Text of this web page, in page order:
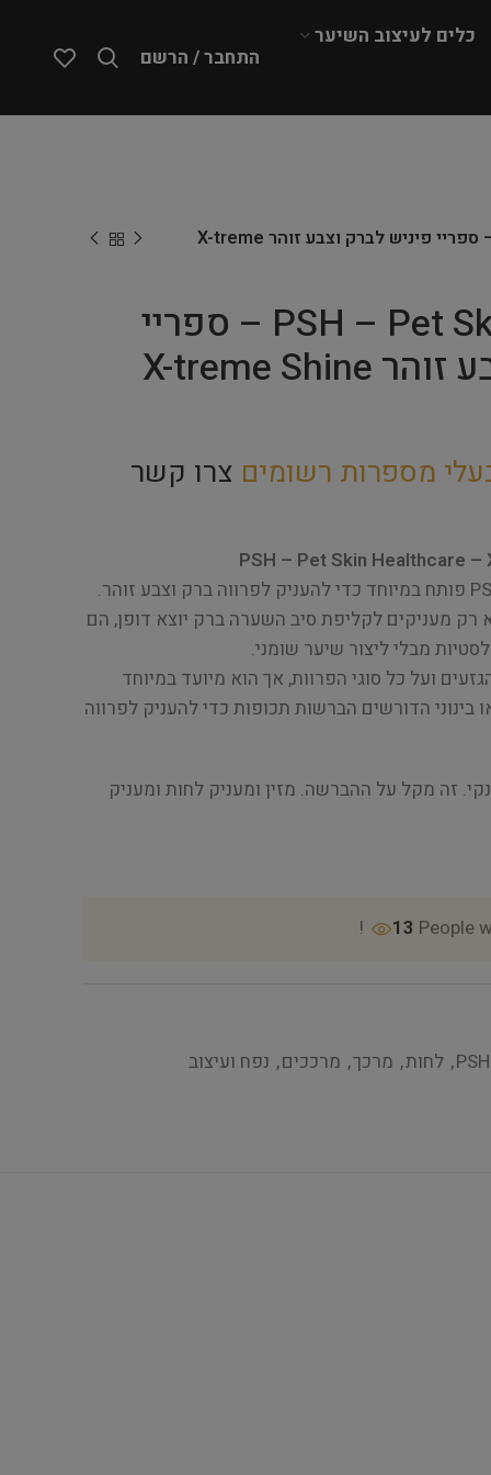
כלים לעיצוב השיער
התחבר / הרשם
PSH – Pet Skin HealthCare – ספריי פיניש לברק וצבע זוהר X-treme
PSH – Pet Skin HealthCare – ספריי
פיניש לברק וצבע זוהר X-treme Shine
מספרות רשומים צרו קשר
PSH – Pet Skin Healthcare
רק מעניקים לקליפת סיב השערה ברק יוצא דופן, הם
מבלי ליצור שיער שומני.
ועל כל סוגי הפרוות, אך הוא מיועד במיוחד
הדורשים הברשות תכופות כדי להעניק לפרווה
זה מקל על ההברשה. מזין ומעניק לחות ומעניק
13 People
, לחות, מרכך, מרככים, נפח ועיצוב